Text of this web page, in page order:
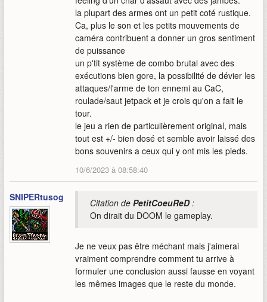
la plupart des armes ont un petit coté rustique.
Ca, plus le son et les petits mouvements de
caméra contribuent a donner un gros sentiment
de puissance
un p'tit système de combo brutal avec des
exécutions bien gore, la possibilité de dévier les
attaques/l'arme de ton ennemi au CaC,
roulade/saut jetpack et je crois qu'on a fait le
tour.
le jeu a rien de particulièrement original, mais
tout est +/- bien dosé et semble avoir laissé des
bons souvenirs a ceux qui y ont mis les pieds.
10/6/2023 à 08:58:40
SNIPERtusog Citation de PetitCoeuReD:
On dirait du DOOM le gameplay.
Je ne veux pas être méchant mais j'aimerai
vraiment comprendre comment tu arrive à
formuler une conclusion aussi fausse en voyant
les mêmes images que le reste du monde.